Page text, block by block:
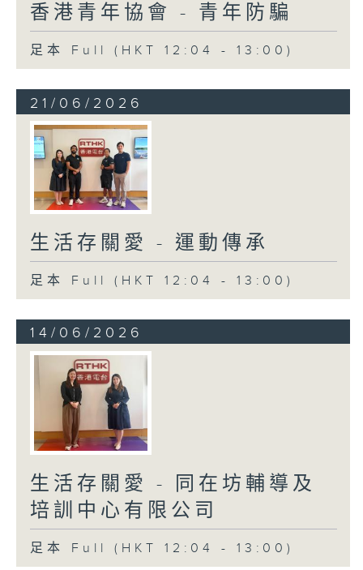
香港青年協會 - 青年防騙
足本 Full (HKT 12:04 - 13:00)
21/06/2026
生活存關愛 - 運動傳承
足本 Full (HKT 12:04 - 13:00)
14/06/2026
生活存關愛 - 同在坊輔導及
培訓中心有限公司
足本 Full (HKT 12:04 - 13:00)